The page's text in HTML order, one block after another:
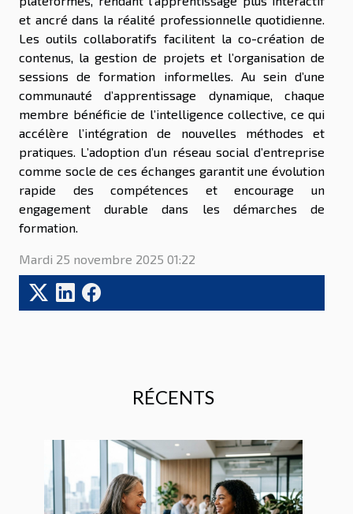
et ancré dans la réalité professionnelle quotidienne.
Les outils collaboratifs facilitent la co-création de
contenus, la gestion de projets et l’organisation de
sessions de formation informelles. Au sein d’une
communauté d’apprentissage dynamique, chaque
membre bénéficie de l’intelligence collective, ce qui
accélère l’intégration de nouvelles méthodes et
pratiques. L’adoption d’un réseau social d’entreprise
comme socle de ces échanges garantit une évolution
rapide des compétences et encourage un
engagement durable dans les démarches de
formation.
Mardi 25 novembre 2025 01:22
RÉCENTS